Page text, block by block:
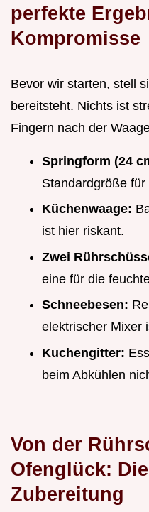
perfekte
Kompromisse
Bevor wir starten, stell
bereitsteht. Nichts ist
Fingern nach der
Springform (24
Standardgröße
Küchenwaage:
ist hier riskant.
Zwei
eine für die
Schneebesen:
elektrischer Mixer
Kuchengitter:
beim Abkühlen
Von der
Ofenglück:
Zubereitung